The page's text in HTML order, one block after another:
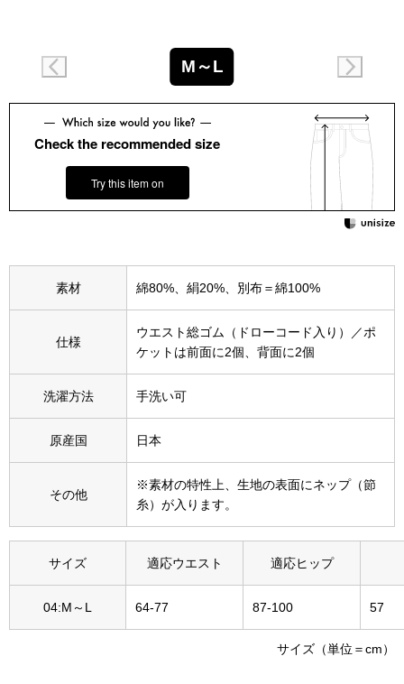
Miss Kyouko／ミスキョウコ
ランド
すべて見る
ブーツ
サンダル
その他
財布／小物
革小物
ポーチ
その他
ウオッチ／ア
ウオッチ
ブレスレット
M～L
Check the recommended size
Try this item on
素材 綿80%、絹20%、別布＝綿100%
仕様
ウエスト総ゴム（ドローコード入り）／ポ
ケットは前面に2個、背面に2個
洗濯方法 手洗い可
原産国 日本
その他
※素材の特性上、生地の表面にネップ（節
糸）が入ります。
サイズ 適応ウエスト 適応ヒップ
04:M～L 64-77 87-100 57
サイズ（単位＝cm）